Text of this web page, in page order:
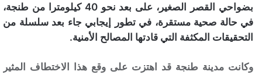
بضواحي القصر الصغير، على بعد نحو 40 كيلومترا من طنجة،
في حالة صحية مستقرة، في تطور إيجابي جاء بعد سلسلة من
التحقيقات المكثفة التي قادتها المصالح الأمنية.
وكانت مدينة طنجة قد اهتزت على وقع هذا الاختطاف المثير